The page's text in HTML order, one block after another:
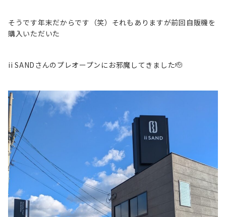
そうです年末だからです（笑）それもありますが前回自販機を
購入いただいた
ii SANDさんのプレオープンにお邪魔してきました🫡